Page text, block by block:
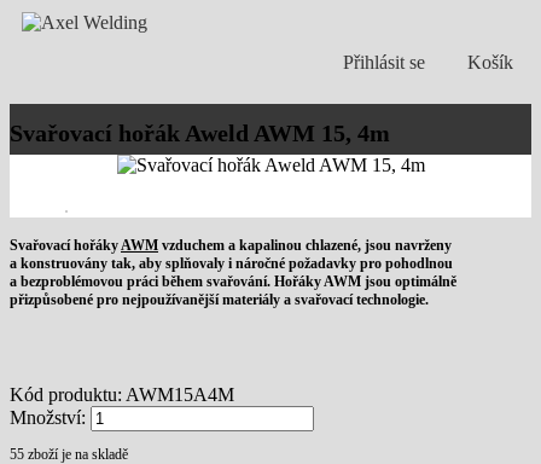
Košík
Přihlásit se
Svařovací hořák Aweld AWM 15, 4m
Svařovací hořákyAWM vzduchem a kapalinou chlazené, jsou navrženy
a konstruovány tak, aby splňovaly i náročné požadavky pro pohodlnou
a bezproblémovou práci během svařování. Hořáky AWM jsou optimálně
přizpůsobené pro nejpoužívanější materiály a svařovací technologie.
Kód produktu: AWM15A4M
Množství:
55 zboží je na skladě